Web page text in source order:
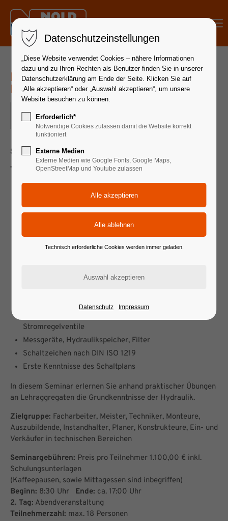
Hydraulik Grundlagen | 24. - 26.
November 2025
ORT: 88339 BAD WALDSEE
Seminardauer 3 Tage
Themen:
Physikalische Grundlagen der Hydraulik
Vor- und Nachteile der Hydraulik
Pumpen: Konstant – Geregelt, Einsatzgebiete
Hydraulikmotor: Arten, Aufbau und Funktionen
Hydraulikzylinder: Arten, Funktionen und Ausführungen
Hydraulikwegeventile: Arten, Aufbau, Einsatz und
Rückschlagventile, entsperrbare Rückschlagventile
Druckminderventile, Druckschaltventile, direktgesteuert
Stromregelventile
Messgeräte, Hydraulikspeicher, Filter
Schaltzeichen nach DIN ISO 1219
Erste Kenntnisse des Schaltplans
In diesem Seminar erlernen Sie anhand praktischer Übungen
an Lehraggregaten die Grundkenntnisse der Hydraulik.
Zielgruppe: Facharbeiter, Meister, Techniker, Monteure,
Auszubildende, Instandhalter, Planer, Konstrukteure, Ein- und
Verkäufer in technischen Bereichen
Seminargebühren: Preis pro Teilnehmer 1.100,00 € inkl.
Schulungsunterlagen
(Kaffeepausen, sowie Mittagessen sind inbegriffen)
Beginn: 8:30 Uhr Ende: ca. 17:00 Uhr
2. Tag: Abendveranstaltung
Teilnehmerzahl: max. 18 Personen
Datenschutzeinstellungen
„Diese Website verwendet Cookies – nähere Informationen
dazu und zu Ihren Rechten als Benutzer finden Sie in unserer
Datenschutzerklärung am Ende der Seite. Klicken Sie auf
„Alle akzeptieren“ oder „Auswahl akzeptieren“, um unsere
Website besuchen zu können.
Erforderlich*
Notwendige Cookies zulassen damit die Website korrekt
funktioniert
Externe Medien
Externe Medien wie Google Fonts, Google Maps,
OpenStreetMap und Youtube zulassen
Technisch erforderliche Cookies werden immer geladen.
Datenschutz Impressum